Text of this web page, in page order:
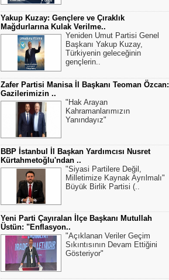
Yakup Kuzay: Gençlere ve Çıraklık
Mağdurlarına Kulak Verilme..
Yeniden Umut Partisi Genel
Başkanı Yakup Kuzay,
Türkiyenin geleceğinin
gençlerin..
Zafer Partisi Manisa İl Başkanı Teoman Özcan:
Gazilerimizin ..
"Hak Arayan
Kahramanlarımızın
Yanındayız"
BBP İstanbul İl Başkan Yardımcısı Nusret
Kürtahmetoğlu'ndan ..
"Siyasi Partilere Değil,
Milletimize Kaynak Ayrılmalı"
Büyük Birlik Partisi (..
Yeni Parti Çayıralan İlçe Başkanı Mutullah
Üstün: "Enflasyon..
"Açıklanan Veriler Geçim
Sıkıntısının Devam Ettiğini
Gösteriyor"